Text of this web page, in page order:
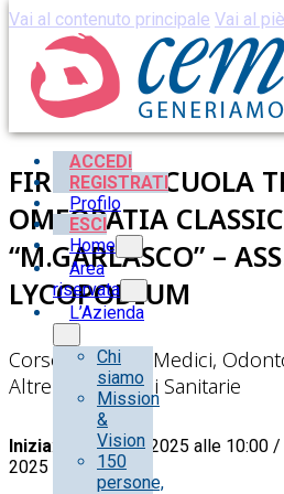
Vai al contenuto principale Vai al
ACCEDI
REGISTRATI
Profilo
ESCI
Home
Area
riservata
L’Azienda
Chi
siamo
Mission
&
Vision
150
persone,
FIRENZE – SCUOLA
OMEOPATIA
“M.GARLASCO” –
LYCOPODIUM
Corso Rivolto A Medici,
Altre Professioni Sanitarie
Inizia: 11 Gennaio 2025 alle 10:00 /
2025 alle 13:30